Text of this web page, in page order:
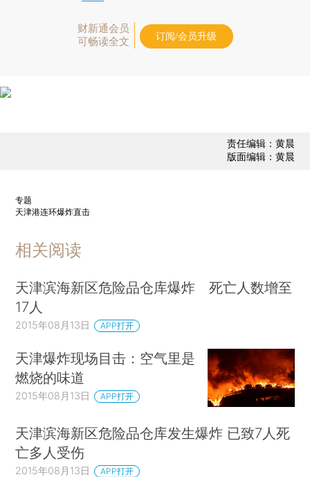
财新通会员
可畅读全文
订阅/会员升级
责任编辑：黄晨
版面编辑：黄晨
专题
天津港连环爆炸直击
相关阅读
天津滨海新区危险品仓库爆炸 死亡人数增至
17人
2015年08月13日 APP打开
天津爆炸现场目击：空气里是
燃烧的味道
2015年08月13日 APP打开
天津滨海新区危险品仓库发生爆炸 已致7人死
亡多人受伤
2015年08月13日 APP打开